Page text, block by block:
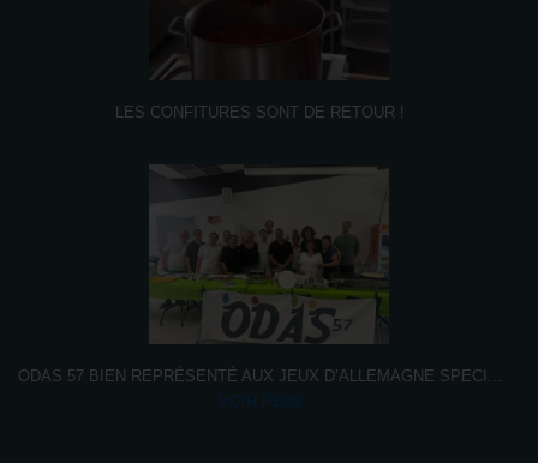
LES CONFITURES SONT DE RETOUR !
ODAS 57 BIEN REPRÉSENTÉ AUX JEUX D’ALLEMAGNE SPECI ...
VOIR PLUS